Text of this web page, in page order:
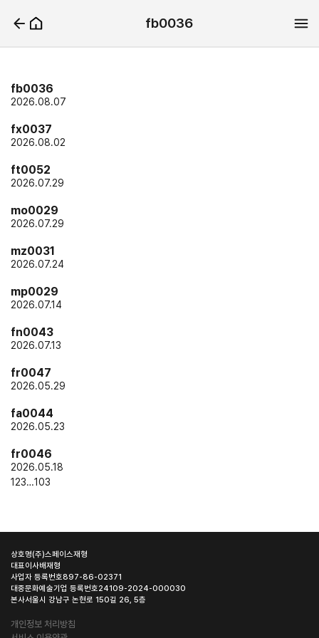
fb0036
fb0036
2026.08.07
fx0037
2026.08.02
ft0052
2026.07.29
mo0029
2026.07.29
mz0031
2026.07.24
mp0029
2026.07.14
fn0043
2026.07.13
fr0047
2026.05.29
fa0044
2026.05.23
fr0046
2026.05.18
1 23…103
상호명(주)스페이스재형
대표이사배재형
사업자 등록번호897-86-02371
대중문화예술기업 등록번호24109-2024-000030
본사서울시 강남구 논현로 150길 26, 5층
개인정보 처리방침